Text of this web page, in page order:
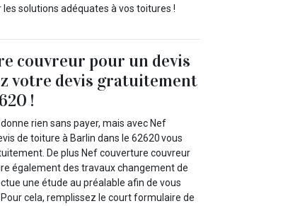
solutions adéquates à vos toitures !
couvreur pour un devis
votre devis gratuitement
!
rien sans payer, mais avec Nef
de toiture à Barlin dans le 62620 vous
De plus Nef couverture couvreur
également des travaux changement de
une étude au préalable afin de vous
cela, remplissez le court formulaire de